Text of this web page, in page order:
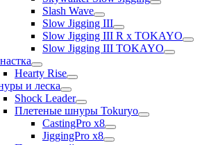
Slash Wave
Slow Jigging III
Slow Jigging III R x TOKAYO
Slow Jigging III TOKAYO
Hearty Rise
и леска
Shock Leader
Плетеные шнуры Tokuryo
CastingPro x8
JiggingPro x8